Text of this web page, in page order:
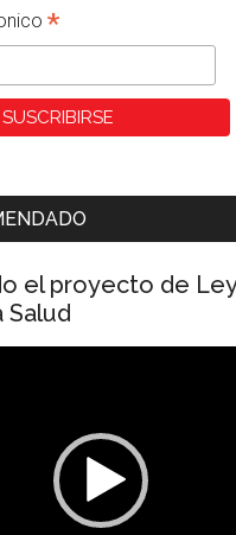
*
el proyecto de
Salud